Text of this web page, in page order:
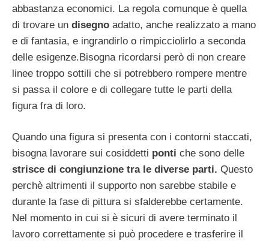
abbastanza economici. La regola comunque è quella
di trovare un disegno adatto, anche realizzato a mano
e di fantasia, e ingrandirlo o rimpicciolirlo a seconda
delle esigenze.Bisogna ricordarsi però di non creare
linee troppo sottili che si potrebbero rompere mentre
si passa il colore e di collegare tutte le parti della
figura fra di loro.
Quando una figura si presenta con i contorni staccati,
bisogna lavorare sui cosiddetti ponti che sono delle
strisce di congiunzione tra le diverse parti. Questo
perchè altrimenti il supporto non sarebbe stabile e
durante la fase di pittura si sfalderebbe certamente.
Nel momento in cui si è sicuri di avere terminato il
lavoro correttamente si può procedere e trasferire il